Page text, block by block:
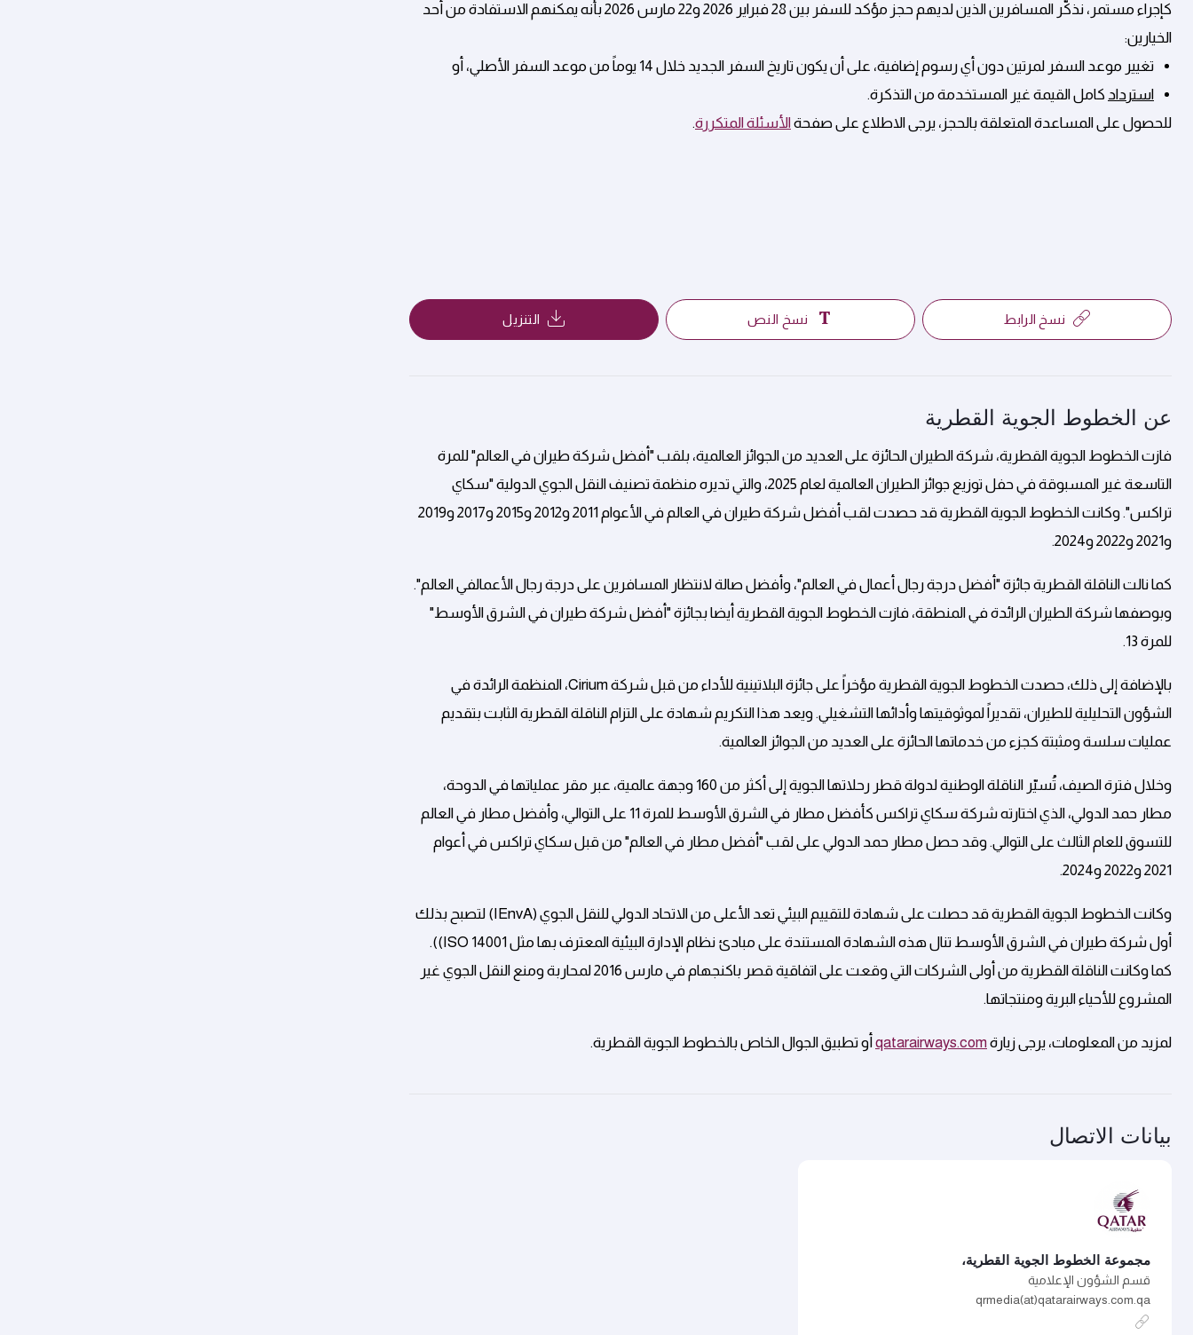
كإجراء مستمر، نذكّر المسافرين الذين لديهم حجز مؤكد للسفر بين 28 فبراير 2026 و22 مارس 2026 بأنه يمكنهم الاستفادة من أحد
الخيارين:
تغيير موعد السفر لمرتين دون أي رسوم إضافية، على أن يكون تاريخ السفر الجديد خلال 14 يوماً من موعد السفر الأصلي، أو
استرداد كامل القيمة غير المستخدمة من التذكرة.
للحصول على المساعدة المتعلقة بالحجز، يرجى الاطلاع على صفحةالأسئلة المتكررة.
نسخ الرابط نسخ النص التنزيل
عن الخطوط الجوية القطرية
فازت الخطوط الجوية القطرية، شركة الطيران الحائزة على العديد من الجوائز العالمية، بلقب "أفضل شركة طيران في العالم" للمرة
التاسعة غير المسبوقة في حفل توزيع جوائز الطيران العالمية لعام 2025، والتي تديره منظمة تصنيف النقل الجوي الدولية "سكاي
تراكس". وكانت الخطوط الجوية القطرية قد حصدت لقب أفضل شركة طيران في العالم في الأعوام 2011 و2012 و2015 و2017 و2019
و2021 و2022 و2024.
كما نالت الناقلة القطرية جائزة "أفضل درجة رجال أعمال في العالم"، وأفضل صالة لانتظار المسافرين على درجة رجال الأعمالفي العالم".
وبوصفها شركة الطيران الرائدة في المنطقة، فازت الخطوط الجوية القطرية أيضا بجائزة "أفضل شركة طيران في الشرق الأوسط"
للمرة 13.
بالإضافة إلى ذلك، حصدت الخطوط الجوية القطرية مؤخراً على جائزة البلاتينية للأداء من قبل شركة Cirium، المنظمة الرائدة في
الشؤون التحليلية للطيران، تقديراً لموثوقيتها وأدائها التشغيلي. ويعد هذا التكريم شهادة على التزام الناقلة القطرية الثابت بتقديم
عمليات سلسة ومثبتة كجزء من خدماتها الحائزة على العديد من الجوائز العالمية.
وخلال فترة الصيف، تُسيّر الناقلة الوطنية لدولة قطر رحلاتها الجوية إلى أكثر من 160 وجهة عالمية، عبر مقر عملياتها في الدوحة،
مطار حمد الدولي، الذي اختارته شركة سكاي تراكس كأفضل مطار في الشرق الأوسط للمرة 11 على التوالي، وأفضل مطار في العالم
للتسوق للعام الثالث على التوالي. وقد حصل مطار حمد الدولي على لقب "أفضل مطار في العالم" من قبل سكاي تراكس في أعوام
2021 و2022 و2024.
وكانت الخطوط الجوية القطرية قد حصلت على شهادة للتقييم البيئي تعد الأعلى من الاتحاد الدولي للنقل الجوي (IEnvA) لتصبح بذلك
أول شركة طيران في الشرق الأوسط تنال هذه الشهادة المستندة على مبادئ نظام الإدارة البيئية المعترف بها مثل ISO 14001)).
كما وكانت الناقلة القطرية من أولى الشركات التي وقعت على اتفاقية قصر باكنجهام في مارس 2016 لمحاربة ومنع النقل الجوي غير
المشروع للأحياء البرية ومنتجاتها.
لمزيد من المعلومات، يرجى زيارةqatarairways.comأو تطبيق الجوال الخاص بالخطوط الجوية القطرية.
بيانات الاتصال
مجموعة الخطوط الجوية القطرية،
قسم الشؤون الإعلامية
qrmedia(at)qatarairways.com.qa